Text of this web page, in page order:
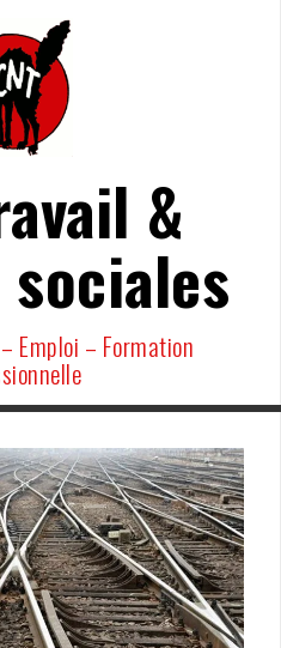
&
Emploi – Formation